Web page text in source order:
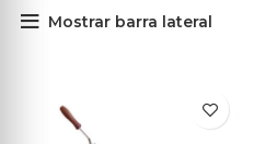
Mostrar barra lateral